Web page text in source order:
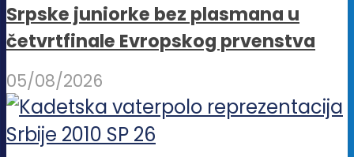
Srpske juniorke bez plasmana u
četvrtfinale Evropskog prvenstva
05/08/2026